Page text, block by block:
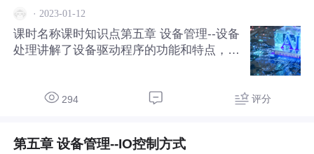
· 2023-01-12
课时名称课时知识点第五章 设备管理--设备
处理讲解了设备驱动程序的功能和特点，设
294 评分
第五章 设备管理--IO控制方式